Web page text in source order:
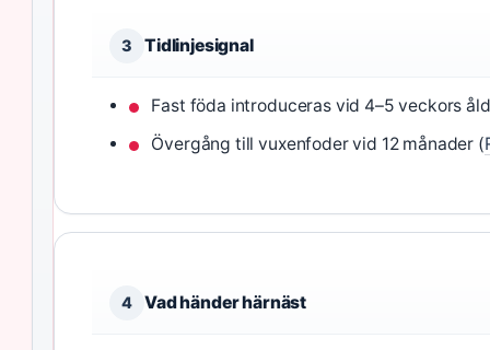
3 Tidlinjesignal
Fast föda introduceras vid 4–5 veckors
Övergång till vuxenfoder vid 12 månader (
4 Vad händer härnäst